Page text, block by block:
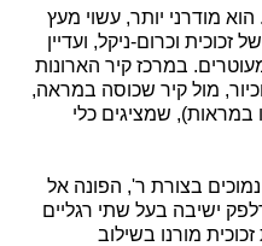
מודרני יותר, עשוי מעץ
וכרום-ניקל, ועדיין
במרכז קיר הארונות
מול קיר שכוסה במראה,
במראות), שמציגים כלי
בצורת ר', הפונה אל
ישיבה בעל שתי רגליים
מורנו בשילוב